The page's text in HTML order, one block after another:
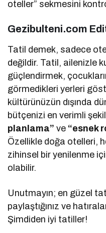
oteller” sekmesini
Gezibulteni.com
Tatil demek, sadece
değildir. Tatil, ailenizle
güçlendirmek,
görmedikleri yerleri
kültürünüzün dışında
bütçenizi en verimli
planlama” ve “esnek
Özellikle doğa otelleri,
zihinsel bir yenilenme
olabilir.
Unutmayın; en güzel
paylaştığınız ve
Şimdiden iyi tatiller!